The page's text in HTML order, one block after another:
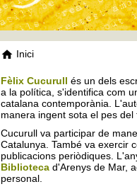
Inici
Fèlix Cucurull és un dels
a la política, s'identifica com
catalana contemporània.
manera ingent sota el pes del
Cucurull va participar de
Catalunya. També va exercir
publicacions periòdiques.
Biblioteca d'Arenys de Mar,
personal.